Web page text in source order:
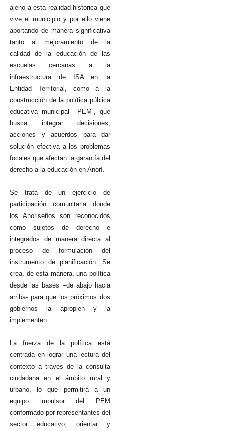
ajeno a esta realidad histórica que
vive el municipio y por ello viene
aportando de manera significativa
tanto al mejoramiento de la
calidad de la educación de las
escuelas cercanas a la
infraestructura de ISA en la
Entidad Territorial, como a la
construcción de la política pública
educativa municipal –PEM-, que
busca integrar decisiones,
acciones y acuerdos para dar
solución efectiva a los problemas
focales que afectan la garantía del
derecho a la educación en Anorí.
Se trata de un ejercicio de
participación comunitaria donde
los Anoriseños son reconocidos
como sujetos de derecho e
integrados de manera directa al
proceso de formulación del
instrumento de planificación. Se
crea, de esta manera, una política
desde las bases –de abajo hacia
arriba- para que los próximos dos
gobiernos la apropien y la
implementen.
La fuerza de la política está
centrada en lograr una lectura del
contexto a través de la consulta
ciudadana en el ámbito rural y
urbano, lo que permitirá a un
equipo impulsor del PEM
conformado por representantes del
sector educativo, orientar y